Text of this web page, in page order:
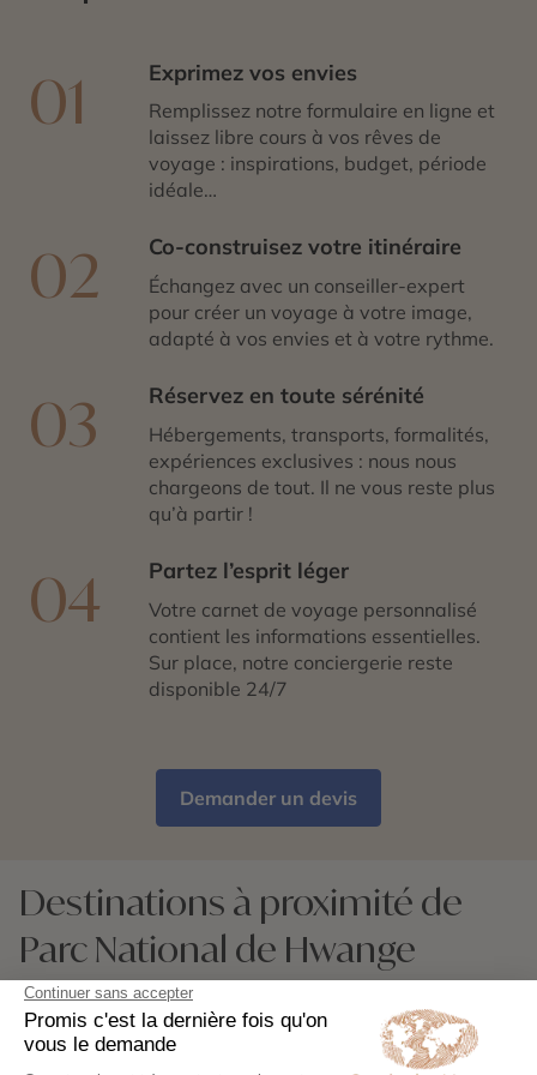
01 Exprimez vos envies
Remplissez notre formulaire en ligne et
laissez libre cours à vos rêves de
voyage : inspirations, budget, période
idéale…
02 Co-construisez votre itinéraire
Échangez avec un conseiller-expert
pour créer un voyage à votre image,
adapté à vos envies et à votre rythme.
03 Réservez en toute sérénité
Hébergements, transports, formalités,
expériences exclusives : nous nous
chargeons de tout. Il ne vous reste plus
qu’à partir !
04 Partez l’esprit léger
Votre carnet de voyage personnalisé
contient les informations essentielles.
Sur place, notre conciergerie reste
disponible 24/7
Demander un devis
Destinations à proximité de
Parc National de Hwange